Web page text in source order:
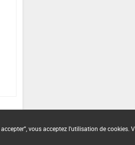
vous acceptez l'utilisation de cookies.